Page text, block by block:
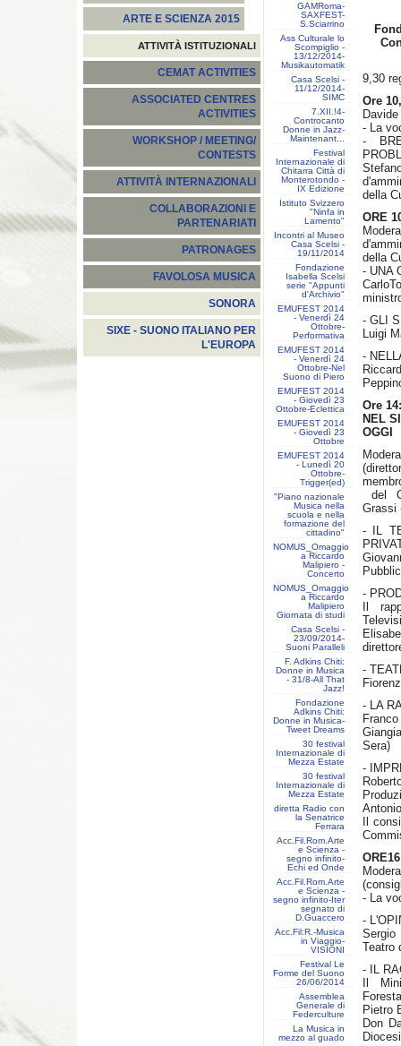
ARTE E SCIENZA 2015
ATTIVITÀ ISTITUZIONALI
CEMAT ACTIVITIES
ASSOCIATED CENTRES
ACTIVITIES
WORKSHOP / MEETING/
CONTESTS
ATTIVITÀ INTERNAZIONALI
COLLABORAZIONI E
PARTENARIATI
PATRONAGES
FAVOLOSA MUSICA
SONORA
SIXE - SUONO ITALIANO PER
L'EUROPA
GAMRoma-
SAXFEST-
S.Sciarrino
Ass Culturale lo
Scompiglio -
13/12/2014-
Musikautomatik
Casa Scelsi -
11/12/2014-
SIMC
7.XII.!4-
Controcanto
Donne in Jazz-
Maintenant...
Festival
Internazionale di
Chitarra Città di
Monterotondo -
IX Edizione
Istituto Svizzero
"Ninfa in
Lamento"
Incontri al Museo
Casa Scelsi -
19/11/2014
Fondazione
Isabella Scelsi
serie "Appunti
d'Archivio"
EMUFEST 2014
- Venerdì 24
Ottobre-
Performativa
EMUFEST 2014
- Venerdì 24
Ottobre-Nel
Suono di Piero
EMUFEST 2014
- Giovedì 23
Ottobre-Eclettica
EMUFEST 2014
- Giovedì 23
Ottobre
EMUFEST 2014
- Lunedì 20
Ottobre-
Trigger(ed)
"Piano nazionale
Musica nella
scuola e nella
formazione del
cittadino"
NOMUS_Omaggio
a Riccardo
Malipiero -
Concerto
NOMUS_Omaggio
a Riccardo
Malipiero
Giornata di studi
Casa Scelsi -
23/09/2014-
Suoni Paralleli
F. Adkins Chiti:
Donne in Musica
- 31/8-All That
Jazz!
Fondazione
Adkins Chiti:
Donne in Musica-
Tweet Dreams
30 festival
Internazionale di
Mezza Estate
30 festival
Internazionale di
Mezza Estate
diretta Radio con
la Senatrice
Ferrara
Acc.Fil.Rom.Arte
e Scienza -
segno infinito-
Echi ed Onde
Acc.Fil.Rom.Arte
e Scienza -
segno infinito-Iter
segnato di
D.Guaccero
Acc.Fil:R.-Musica
in Viaggio-
VISIONI
Festival Le
Forme del Suono
26/06/2014
Assemblea
Generale di
Federculture
La Musica in
mezzo al guado
9,30
Ore
- La
-
della
ORE
della
- UNA
- GLI
Luigi
-
Ore
NEL
OGGI
del
Grassi
- IL
-
Il
-
- LA
Sera)
-
Il
- La
-
Sergio
Teatro
- IL
Il
Pietro
Don